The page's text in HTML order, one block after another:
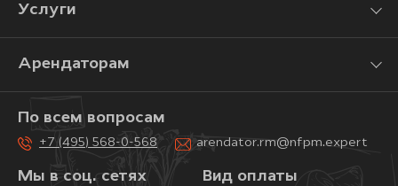
Услуги
Арендаторам
Мы в соц. сетях
По всем вопросам
+7 (495) 568-0-568 arendator.rm@nfpm.expert
Вид оплаты